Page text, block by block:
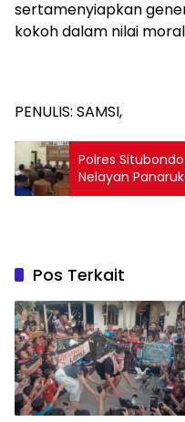
sertamenyiapkan
kokoh dalam nilai
PENULIS: SAMSI,
Polres
Nelayan
Disepakati
Pos Terkait